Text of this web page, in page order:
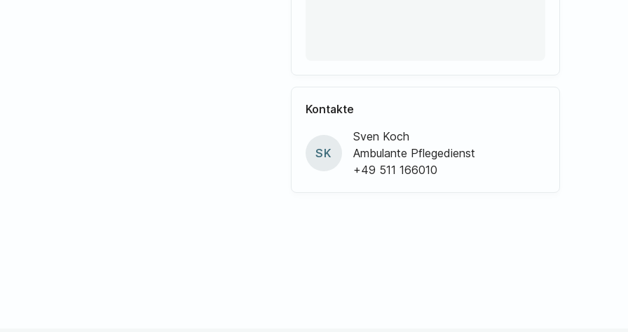
zu Arztterminen, Einkaufshilfe,
Pflegeberichte, Protokollierung der
Pflegefachkräften und dem Pflegeteam
einer kontinuierlichen Versorgung
bei Einschränkungen durch Alter oder
Pflege, oder Sie befinden sich aktuell in der
und Verantwortungsbewusstsein
Kontakte
SK
Sven Koch
Ambulante Pflegedienst
+49 511 166010